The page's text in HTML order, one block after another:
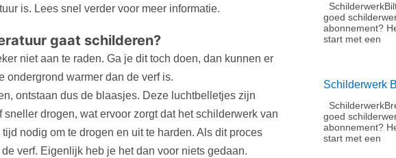
is. Lees snel verder voor meer informatie.
gaat schilderen?
niet aan te raden. Ga je dit toch doen, dan kunnen er
ondergrond warmer dan de verf is.
ontstaan dus de blaasjes. Deze luchtbelletjes zijn
drogen, wat ervoor zorgt dat het schilderwerk van
nodig om te drogen en uit te harden. Als dit proces
verf. Eigenlijk heb je het dan voor niets gedaan.
goed
abonnement?​
start met een
Schilderwerk
goed
abonnement?​
start met een